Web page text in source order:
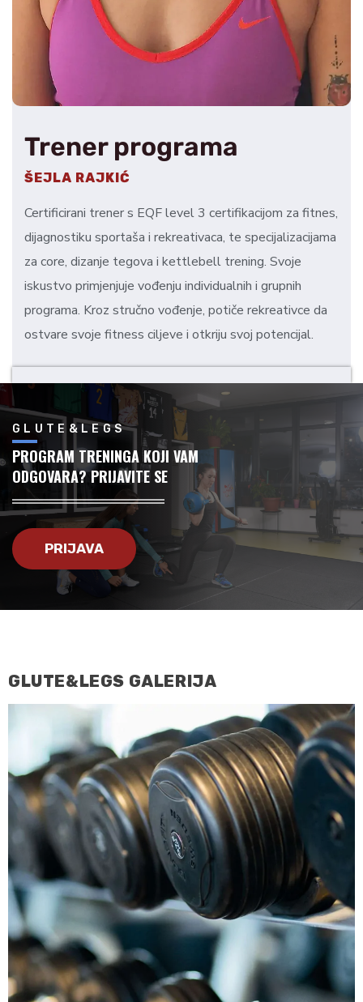
Trener programa
ŠEJLA RAJKIĆ
Certificirani trener s EQF level 3 certifikacijom za fitnes,
dijagnostiku sportaša i rekreativaca, te specijalizacijama
za core, dizanje tegova i kettlebell trening. Svoje
iskustvo primjenjuje vođenju individualnih i grupnih
programa. Kroz stručno vođenje, potiče rekreativce da
ostvare svoje fitness ciljeve i otkriju svoj potencijal.
GLUTE&LEGS
PROGRAM TRENINGA KOJI VAM
ODGOVARA? PRIJAVITE SE
PRIJAVA
GLUTE&LEGS GALERIJA